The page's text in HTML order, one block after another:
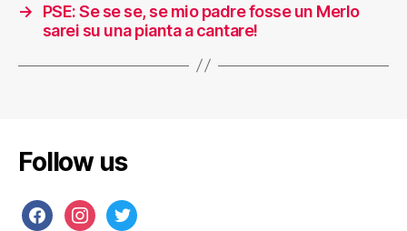
→
PSE: Se se se, se mio padre fosse un Merlo
sarei su una pianta a cantare!
Follow us